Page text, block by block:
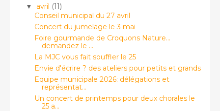
▼ avril (11)
Conseil municipal du 27 avril
Concert du jumelage le 3 mai
Foire gourmande de Croquons Nature...
demandez le ...
La MJC vous fait souffler le 25
Envie d'écrire ? des ateliers pour petits et grands
Equipe municipale 2026: délégations et
représentat...
Un concert de printemps pour deux chorales le
25 a...